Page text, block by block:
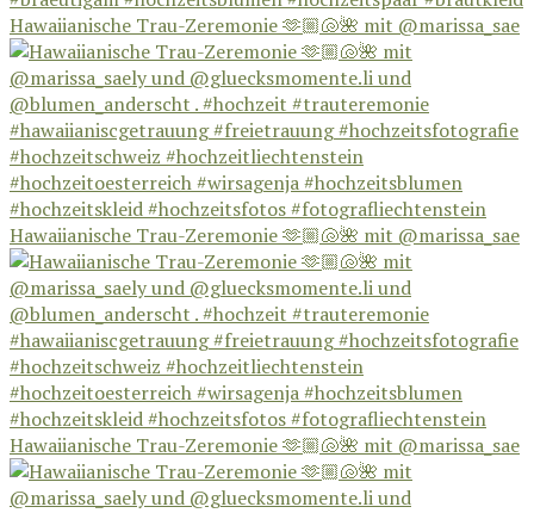
Hawaiianische Trau-Zeremonie 🫶🏼🐚🌺 mit @marissa_sae
Hawaiianische Trau-Zeremonie 🫶🏼🐚🌺 mit @marissa_sae
Hawaiianische Trau-Zeremonie 🫶🏼🐚🌺 mit @marissa_sae